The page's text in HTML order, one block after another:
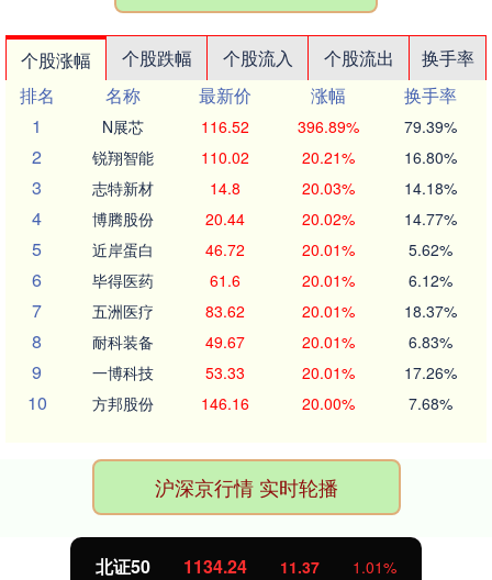
个股涨幅 个股跌幅 个股流入 个股流出
换手率
排名
名称 最新价 涨幅
换手率
1
N展芯 116.52 396.89% 79.39%
2 锐翔智能 110.02 20.21% 16.80%
3 志特新材 14.8 20.03% 14.18%
4 博腾股份 20.44 20.02% 14.77%
5 近岸蛋白 46.72 20.01% 5.62%
6 毕得医药 61.6 20.01% 6.12%
7 五洲医疗 83.62 20.01% 18.37%
8 耐科装备 49.67 20.01% 6.83%
9 一博科技 53.33 20.01% 17.26%
10 方邦股份 146.16 20.00% 7.68%
沪深京行情 实时轮播
北证50 1134.24 11.37 1.01%